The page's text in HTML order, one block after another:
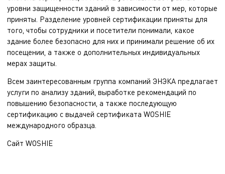
уровни защищенности зданий в зависимости от мер, которые
приняты. Разделение уровней сертификации приняты для
того, чтобы сотрудники и посетители понимали, какое
здание более безопасно для них и принимали решение об их
посещении, а также о дополнительных индивидуальных
мерах защиты.
Всем заинтересованным группа компаний ЭНЭКА предлагает
услуги по анализу зданий, выработке рекомендаций по
повышению безопасности, а также последующую
сертификацию с выдачей сертификата WOSHIE
международного образца.
Cайт WOSHIE